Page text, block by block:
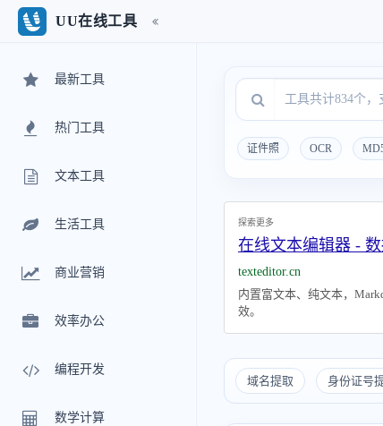
最新工具
热门工具
文本工具
生活工具
商业营销
效率办公
编程开发
数学计算
UU在线工具
证件照 OCR
探索更多
在线文本编辑器 -
texteditor.cn
内置富文本、纯文本，
效。
域名提取 身份证号